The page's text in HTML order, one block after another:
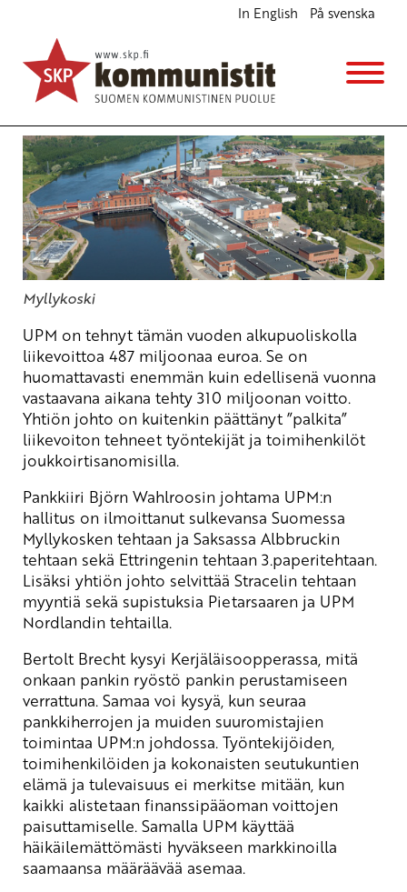
In English På svenska
Solidaarisuutta UPM:n työntekijöille
Ajankohtaista
8.9.2011 - 19:54(Muokattu 6.11.2025 - 13:39)
Myllykoski
UPM on tehnyt tämän vuoden alkupuoliskolla
liikevoittoa 487 miljoonaa euroa. Se on
huomattavasti enemmän kuin edellisenä vuonna
vastaavana aikana tehty 310 miljoonan voitto.
Yhtiön johto on kuitenkin päättänyt ”palkita”
liikevoiton tehneet työntekijät ja toimihenkilöt
joukkoirtisanomisilla.
Pankkiiri Björn Wahlroosin johtama UPM:n
hallitus on ilmoittanut sulkevansa Suomessa
Myllykosken tehtaan ja Saksassa Albbruckin
tehtaan sekä Ettringenin tehtaan 3.paperitehtaan.
Lisäksi yhtiön johto selvittää Stracelin tehtaan
myyntiä sekä supistuksia Pietarsaaren ja UPM
Nordlandin tehtailla.
Bertolt Brecht kysyi Kerjäläisoopperassa, mitä
onkaan pankin ryöstö pankin perustamiseen
verrattuna. Samaa voi kysyä, kun seuraa
pankkiherrojen ja muiden suuromistajien
toimintaa UPM:n johdossa. Työntekijöiden,
toimihenkilöiden ja kokonaisten seutukuntien
elämä ja tulevaisuus ei merkitse mitään, kun
kaikki alistetaan finanssipääoman voittojen
paisuttamiselle. Samalla UPM käyttää
häikäilemättömästi hyväkseen markkinoilla
saamaansa määräävää asemaa.